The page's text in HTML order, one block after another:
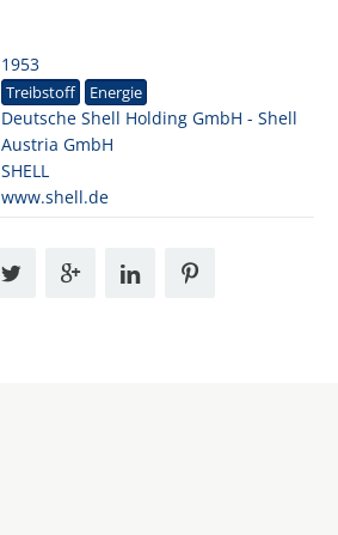
1953
Treibstoff Energie
Deutsche Shell Holding GmbH - Shell
Austria GmbH
SHELL
www.shell.de